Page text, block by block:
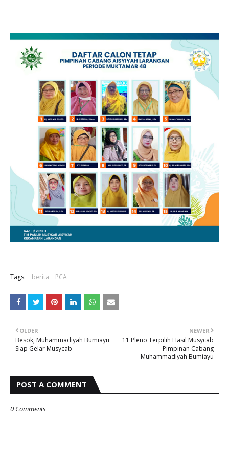
Tags: berita PCA
NEWER
11 Pleno Terpilih Hasil Musycab
Pimpinan Cabang
Muhammadiyah Bumiayu
OLDER
Besok, Muhammadiyah Bumiayu
Siap Gelar Musycab
POST A COMMENT
0 Comments